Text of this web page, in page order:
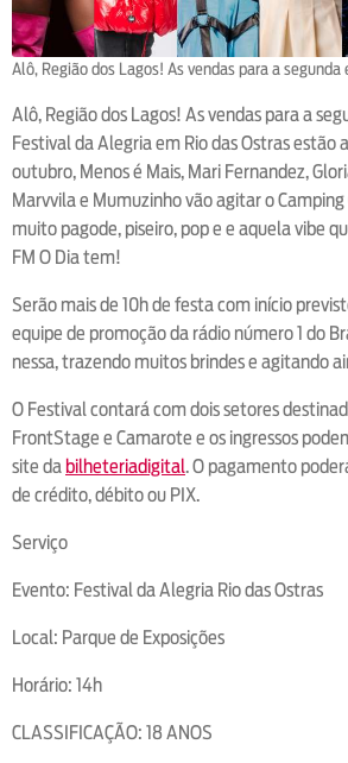
Alô, Região dos Lagos! As vendas para a segunda
Alô, Região dos Lagos! As vendas para a
Festival da Alegria em Rio das Ostras estão
outubro, Menos é Mais, Mari Fernandez,
Marvvila e Mumuzinho vão agitar o
muito pagode, piseiro, pop e e aquela vibe
FM O Dia tem!
Serão mais de 10h de festa com início
equipe de promoção da rádio número 1 do
nessa, trazendo muitos brindes e agitando
O Festival contará com dois setores
FrontStage e Camarote e os ingressos
site da bilheteriadigital. O pagamento
de crédito, débito ou PIX.
Serviço
Evento: Festival da Alegria Rio das Ostras
Local: Parque de Exposições
Horário: 14h
CLASSIFICAÇÃO: 18 ANOS